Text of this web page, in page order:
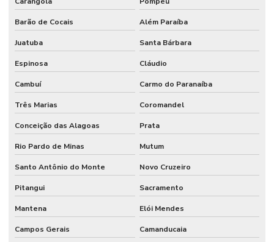
Barão de Cocais Além Paraíba
Juatuba Santa Bárbara
Espinosa Cláudio
Cambuí Carmo do Paranaíba
Três Marias Coromandel
Conceição das Alagoas Prata
Rio Pardo de Minas Mutum
Santo Antônio do Monte Novo Cruzeiro
Pitangui Sacramento
Mantena Elói Mendes
Campos Gerais Camanducaia